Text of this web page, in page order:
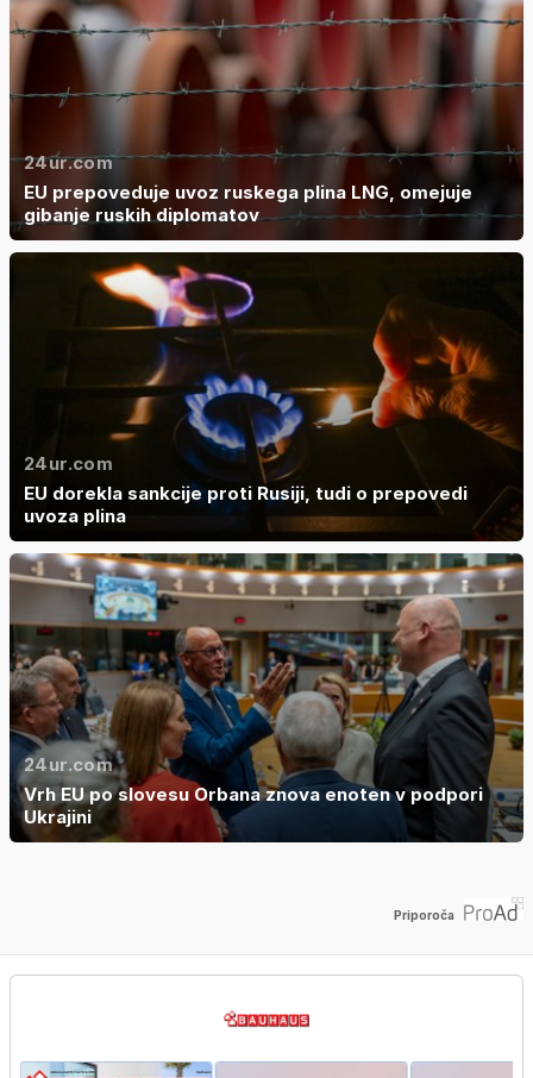
24ur.com
EU prepoveduje uvoz ruskega plina LNG, omejuje
gibanje ruskih diplomatov
24ur.com
EU dorekla sankcije proti Rusiji, tudi o prepovedi
uvoza plina
24ur.com
Vrh EU po slovesu Orbana znova enoten v podpori
Ukrajini
Priporoča